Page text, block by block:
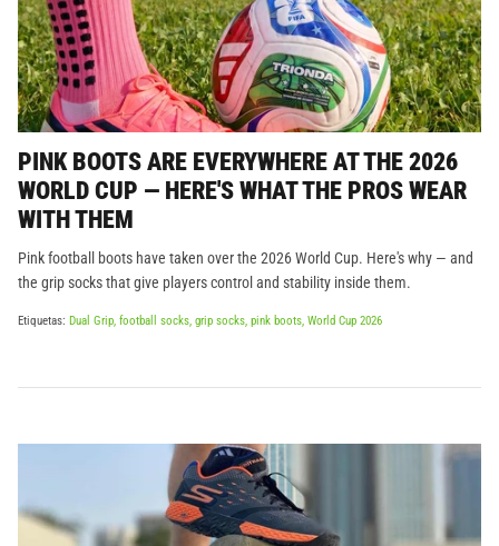
PINK BOOTS ARE EVERYWHERE AT THE 2026
WORLD CUP — HERE'S WHAT THE PROS WEAR
WITH THEM
Pink football boots have taken over the 2026 World Cup. Here's why — and
the grip socks that give players control and stability inside them.
Etiquetas: Dual Grip football socks grip socks pink boots World Cup 2026